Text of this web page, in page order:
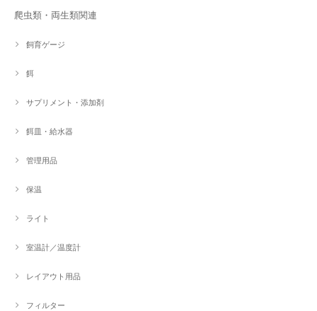
爬虫類・両生類関連
飼育ゲージ
餌
サプリメント・添加剤
餌皿・給水器
管理用品
保温
ライト
室温計／温度計
レイアウト用品
フィルター